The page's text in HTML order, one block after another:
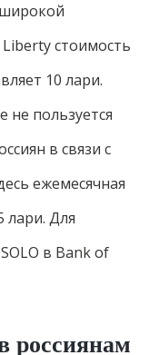
стоимость
10 лари.
пользуется
в связи с
ежемесячная
лари. Для
в Bank of
россиянам